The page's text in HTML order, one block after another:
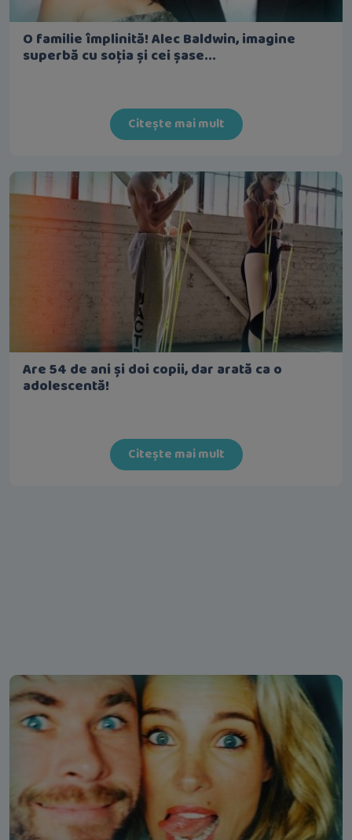
O familie împlinită! Alec Baldwin, imagine
superbă cu soția și cei șase...
Citește mai mult
Are 54 de ani și doi copii, dar arată ca o
adolescentă!
Citește mai mult